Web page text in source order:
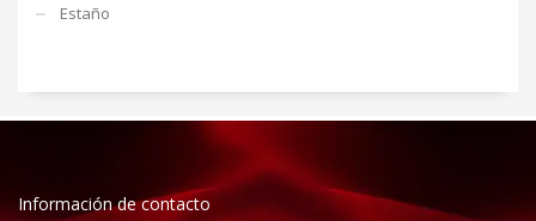
Estaño
Información de contacto